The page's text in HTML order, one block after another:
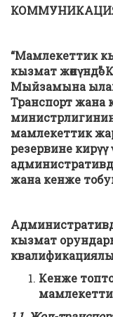
“Мамлекеттик
кызмат
Мыйзамына
Транспорт жана
мамлекеттик
резервине
жана кенже
кызмат
Кенже